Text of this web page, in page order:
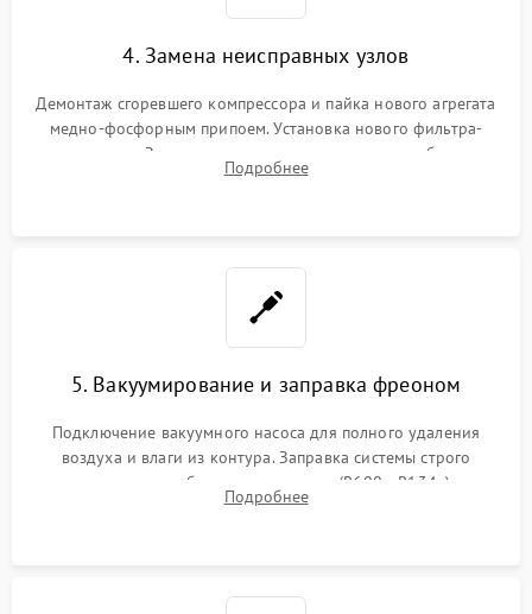
4. Замена неисправных узлов
Демонтаж сгоревшего компрессора и пайка нового агрегата
медно-фосфорным припоем. Установка нового фильтра-
осушителя. Замена изношенных вентиляторов обдува,
сломанных заслонок или поврежденных дверных петель.
Подробнее
5. Вакуумирование и заправка фреоном
Подключение вакуумного насоса для полного удаления
воздуха и влаги из контура. Заправка системы строго
дозированным объемом хладагента (R600a, R134a) по
электронным весам. Контроль рабочего давления в системе.
Подробнее